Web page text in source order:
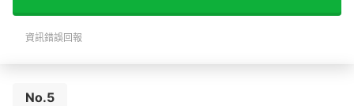
資訊錯誤回報
No.5